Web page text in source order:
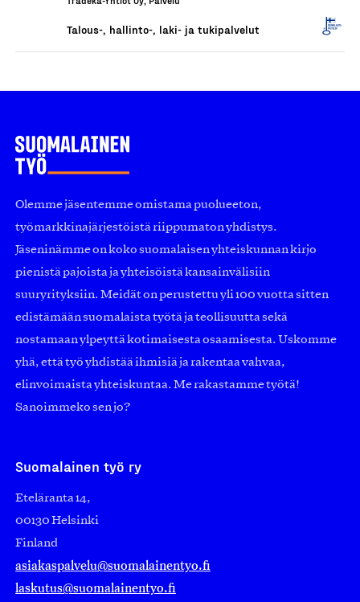
Talous-, hallinto-, laki- ja tukipalvelut
Olemme jäsentemme omistama puolueeton,
työmarkkinajärjestöistä riippumaton yhdistys.
Jäseninämme on koko suomalaisen yhteiskunnan kirjo
pienistä pajoista ja yhteisöistä kansainvälisiin
suuryrityksiin. Meidät on perustettu yli 100 vuotta sitten
edistämään suomalaista työtä ja teollisuutta sekä
nostamaan ylpeyttä kotimaisesta osaamisesta. Uskomme
yhä, että työ yhdistää ihmisiä ja rakentaa vahvaa,
elinvoimaista yhteiskuntaa. Me rakastamme työtä!
Sanoimmeko sen jo?
Suomalainen työ ry
Eteläranta 14,
00130 Helsinki
Finland
asiakaspalvelu@suomalainentyo.fi
laskutus@suomalainentyo.fi